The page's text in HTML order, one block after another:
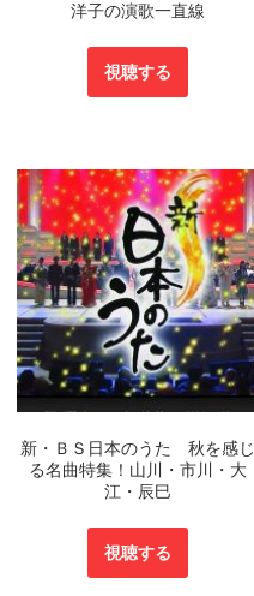
洋子の演歌一直線
視聴する
新・ＢＳ日本のうた 秋を感じ
る名曲特集！山川・市川・大
江・辰巳
視聴する